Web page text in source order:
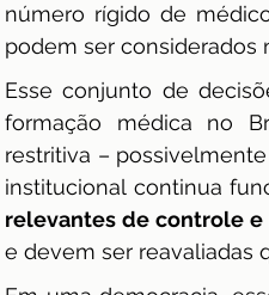
número rígido de
podem ser considerados
Esse conjunto de
formação médica no
restritiva –
institucional continua
relevantes de controle e
e devem ser reavaliadas